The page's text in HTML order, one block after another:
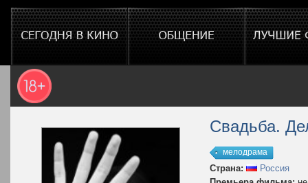
Свадьба.
мелодрама
Страна:
Россия